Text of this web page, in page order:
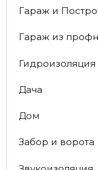
Гараж и
Гараж из
Гидроизоляция
Дача
Дом
Забор и ворота